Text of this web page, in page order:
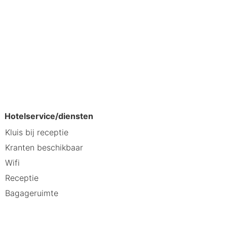
ligging en het uitstekende
kaasmarkt en de nabijgelegen
Hotelservice/diensten
Kluis bij receptie
Kranten beschikbaar
Wifi
Receptie
Bagageruimte